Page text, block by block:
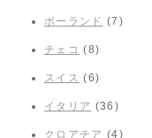
ポーランド (7)
チェコ (8)
スイス (6)
イタリア (36)
クロアチア (4)